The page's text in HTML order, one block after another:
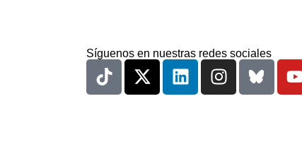
Síguenos en nuestras redes sociales